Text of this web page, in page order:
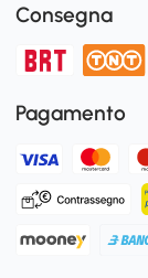
Consegna
Pagamento